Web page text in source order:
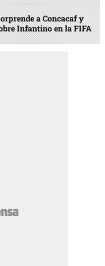
a Concacaf y
Infantino en la FIFA